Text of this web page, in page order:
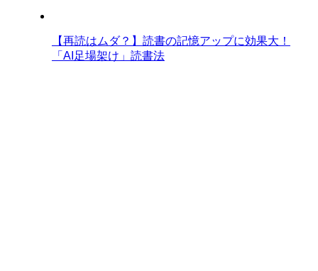
【再読はムダ？】読書の記憶アップに効果大！
「AI足場架け」読書法